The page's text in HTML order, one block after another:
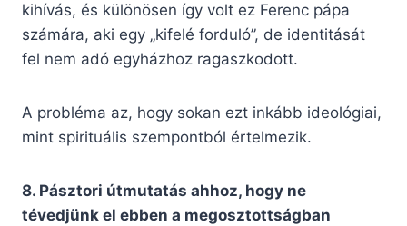
kihívás, és különösen így volt ez Ferenc pápa
számára, aki egy „kifelé forduló”, de identitását
fel nem adó egyházhoz ragaszkodott.
A probléma az, hogy sokan ezt inkább ideológiai,
mint spirituális szempontból értelmezik.
8. Pásztori útmutatás ahhoz, hogy ne
tévedjünk el ebben a megosztottságban